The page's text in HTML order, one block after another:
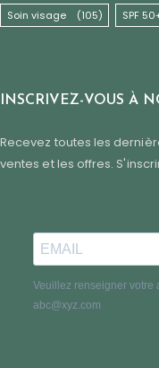
Soin visage (105) SPF
INSCRIVEZ-VOUS À
Recevez toutes les
ventes et les offres.
Veuillez renseigner votre
abc@xyz.com